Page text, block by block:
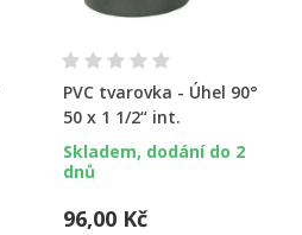
PVC tvarovka - Úhel 90°
50 x 1 1/2“ int.
Skladem, dodání do 2
dnů
96,00 Kč